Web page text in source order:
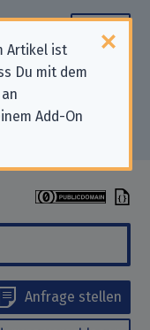
Artikel ist
Du mit dem
Add-On
für
Anfrage stellen